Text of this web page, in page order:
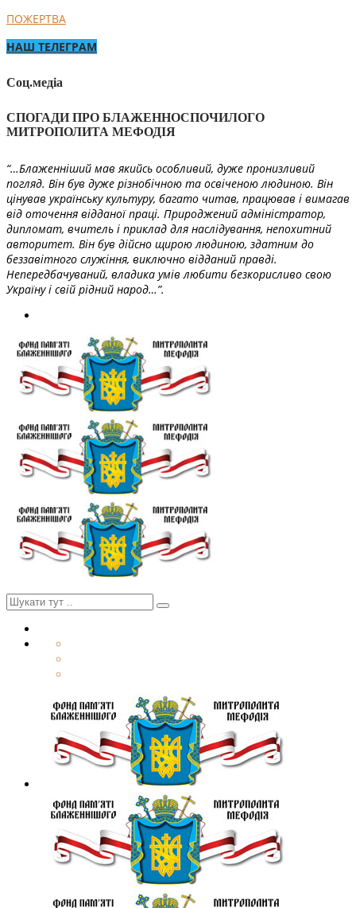
ПОЖЕРТВА
НАШ ТЕЛЕГРАМ
Соц.медіа
СПОГАДИ ПРО БЛАЖЕННОСПОЧИЛОГО
МИТРОПОЛИТА МЕФОДІЯ
“…Блаженніший мав якийсь особливий, дуже пронизливий
погляд. Він був дуже різнобічною та освіченою людиною. Він
цінував українську культуру, багато читав, працював і вимагав
від оточення відданої праці. Природжений адміністратор,
дипломат, вчитель і приклад для наслідування, непохитний
авторитет. Він був дійсно щирою людиною, здатним до
беззавітного служіння, виключно відданий правді.
Непередбачуваний, владика умів любити безкорисливо свою
Україну і свій рідний народ…”.